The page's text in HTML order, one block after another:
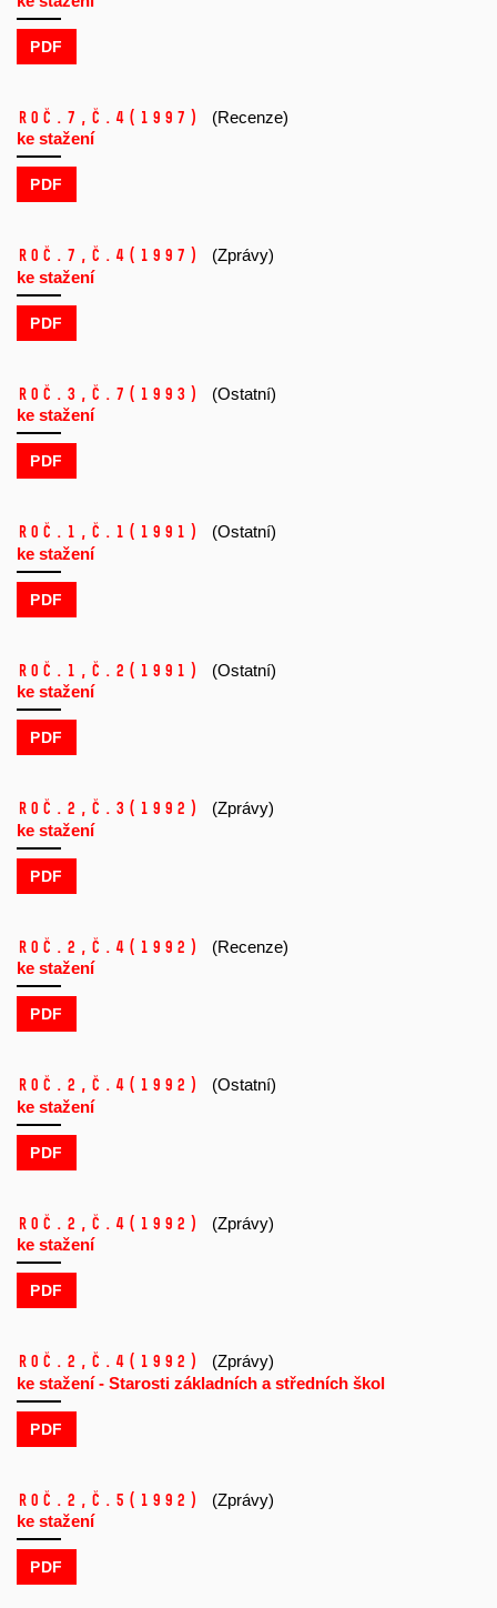
PDF
Roč.7, č.4 (1997)
(Recenze)
ke stažení
PDF
Roč.7, č.4 (1997)
(Zprávy)
ke stažení
PDF
Roč.3, č.7 (1993)
(Ostatní)
ke stažení
PDF
Roč.1, č.1 (1991)
(Ostatní)
ke stažení
PDF
Roč.1, č.2 (1991)
(Ostatní)
ke stažení
PDF
Roč.2, č.3 (1992)
(Zprávy)
ke stažení
PDF
Roč.2, č.4 (1992)
(Recenze)
ke stažení
PDF
Roč.2, č.4 (1992)
(Ostatní)
ke stažení
PDF
Roč.2, č.4 (1992)
(Zprávy)
ke stažení
PDF
Roč.2, č.4 (1992)
(Zprávy)
ke stažení - Starosti základních a středních škol
PDF
Roč.2, č.5 (1992)
(Zprávy)
ke stažení
PDF